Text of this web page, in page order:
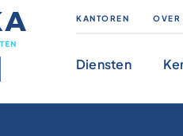
KANTOREN OVER
Diensten